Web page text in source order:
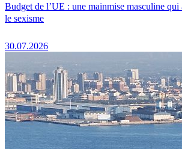
Budget de l’UE : une mainmise masculine
le sexisme
30.07.2026